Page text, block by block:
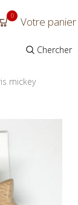
0 Votre panier
Chercher
mickey